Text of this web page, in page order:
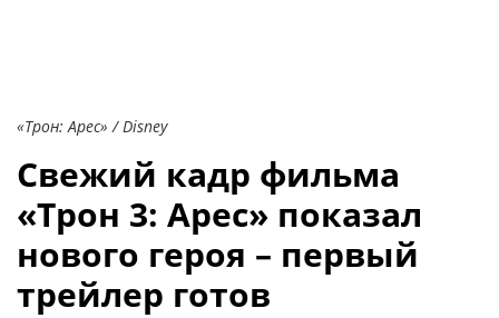
«Трон: Арес» / Disney
Свежий кадр фильма
«Трон 3: Арес» показал
нового героя – первый
трейлер готов